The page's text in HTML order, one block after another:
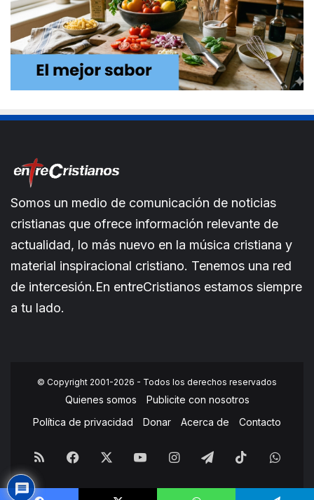
Somos un medio de comunicación de noticias
cristianas que ofrece información relevante de
actualidad, lo más nuevo en la música cristiana y
material inspiracional cristiano. Tenemos una red
de intercesión.En entreCristianos estamos siempre
a tu lado.
© Copyright 2001-2026 - Todos los derechos reservados
Quienes somos
Publicite con nosotros
Política de privacidad
Donar Acerca de Contacto
RSS Facebook YouTubeInstagramTelegramTikTok